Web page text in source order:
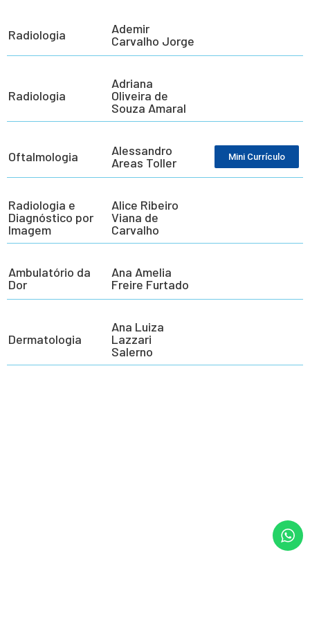
Radiologia
Ademir
Carvalho Jorge
Radiologia
Adriana
Oliveira de
Souza Amaral
Oftalmologia
Alessandro
Areas Toller
Mini Currículo
Radiologia e
Diagnóstico por
Imagem
Alice Ribeiro
Viana de
Carvalho
Ambulatório da
Dor
Ana Amelia
Freire Furtado
Dermatologia
Ana Luiza
Lazzari
Salerno